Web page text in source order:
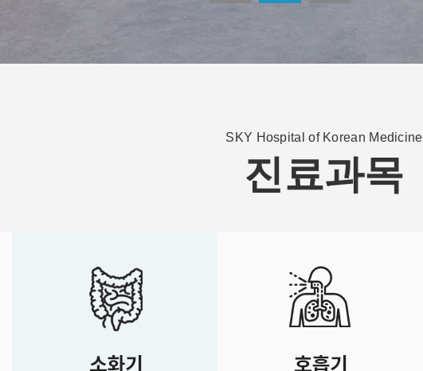
SKY Hospital of Korean Medicine
진료과목